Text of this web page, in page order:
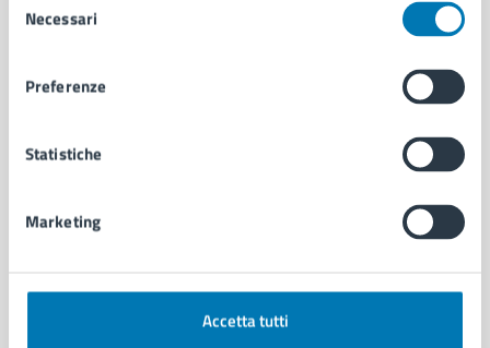
delNecessari
Preferenze
Statistiche
Marketing
Accetta tutti
Uffici
Personale amministrativo
Intranet, posta aziendale e protocollo
CATEGORIE DI SERVIZIO